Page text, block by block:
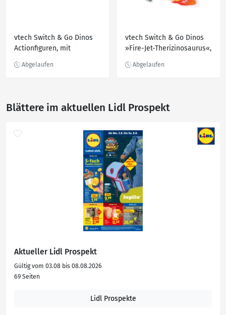
vtech Switch & Go Dinos
Actionfiguren, mit
vtech Switch & Go Dinos
»Fire-Jet-Therizinosaurus«,
Lichteffekten
Blättere im aktuellen Lidl Prospekt
Aktueller Lidl Prospekt
Gültig vom 03.08 bis 08.08.2026
69 Seiten
Lidl Prospekte